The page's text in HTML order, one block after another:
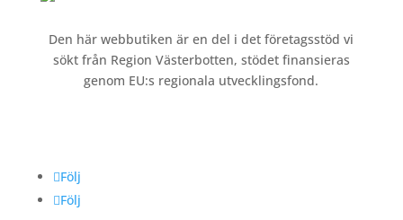
Den här webbutiken är en del i det företagsstöd vi
sökt från Region Västerbotten, stödet finansieras
genom EU:s regionala utvecklingsfond.
Följ
Följ